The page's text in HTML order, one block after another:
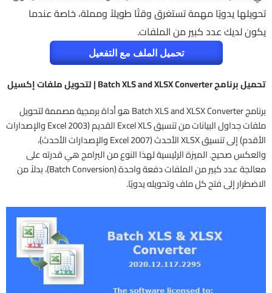
تحويلها يدويًا مهمة تستغرق وقتًا طويلاً ومملة، خاصة عندما
يكون لديك عدد كبير من الملفات.
تحميل الملف مع التفعيل
تحميل برنامج Batch XLS and XLSX Converter | لتحويل ملفات إكسيل
برنامج Batch XLS and XLSX Converter هو أداة برمجية مصممة لتحويل
ملفات جداول البيانات من تنسيق Excel XLS القديم (Excel 2003 والإصدارات
الأقدم) إلى تنسيق XLSX الأحدث (Excel 2007 والإصدارات الأحدث)،
والعكس صحيح. الميزة الرئيسية لهذا النوع من البرامج هي قدرته على
معالجة عدد كبير من الملفات دفعة واحدة (Batch Conversion)، بدلاً من
الاضطرار إلى فتح كل ملف وتحويله يدويًا.